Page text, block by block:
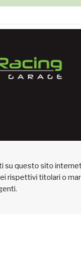
su questo sito
rispettivi titolari o